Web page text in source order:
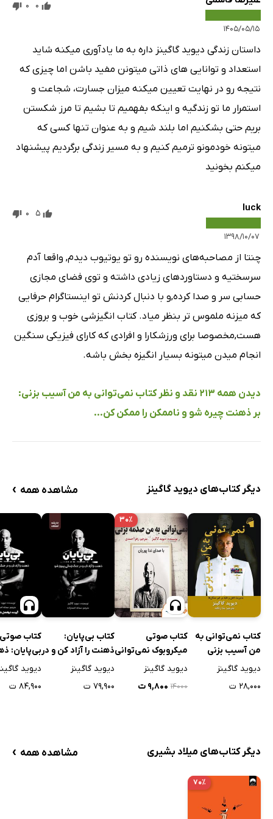
۱۴۰۵/۰۵/۱۵
0
0
داستان زندگی دیوید گاگینز داره به ما یادآوری میکنه شاید
استعداد و توانایی های ذاتی میتونن مفید باشن اما چیزی که
نتیجه رو در نهایت تعیین میکنه میزان جسارت، شجاعت و
استمرار ما تو زندگیه و اینکه بفهمیم تا بشیم تا مرز شکستن
بریم حتی بشکنیم اما بلند شیم و به عنوان تنها کسی که
میتونه خودمونو ترمیم کنیم و به مسیر زندگی برگردیم پیشنهاد
میکنم بخونید
luck
۱۳۹۸/۱۰/۰۷
5
0
چنتا از مصاحبه‌های نویسنده رو تو یوتیوب دیدم, واقعا آدم
سرسختیه و دستاوردهای زیادی داشته و توی فضای مجازی
حسابی سر و صدا کرده,و با دنبال کردنش تو اینستاگرام حرفایی
که میزنه ملموس تر بنظر میاد. کتاب انگیزشی خوب و بروزی
هست,مخصوصا برای ورزشکارا و افرادی که کارای فیزیکی سنگین
انجام میدن میتونه بسیار انگیزه بخش باشه.
دیدن همه 213 نقد و نظر کتاب نمی‌توانی به من آسیب بزنی:
بر ذهنت چیره شو و ناممکن را ممکن کن...
دیگر کتاب‌های دیوید گاگینز مشاهده همه ›
کتاب نمی‌توانی به
من آسیب بزنی
دیوید گاگینز
۲۸,۰۰۰ ت
۳۰٪
کتاب صوتی
میکروبوک نمی‌توانی
به من صدمه بزنی
دیوید گاگینز
۱۴۰۰۰ ۹,۸۰۰ ت
کتاب بی‌پایان:
ذهنت را آزاد کن و در
جنگ زندگی پیروز شو
دیوید گاگینز
۷۹,۹۰۰ ت
کتاب صوتی
بی‌پایان:
آزاد کن و
دیوید
۸۴,۹۰۰ ت
دیگر کتاب‌های میلاد بشیری مشاهده همه ›
۷۰٪